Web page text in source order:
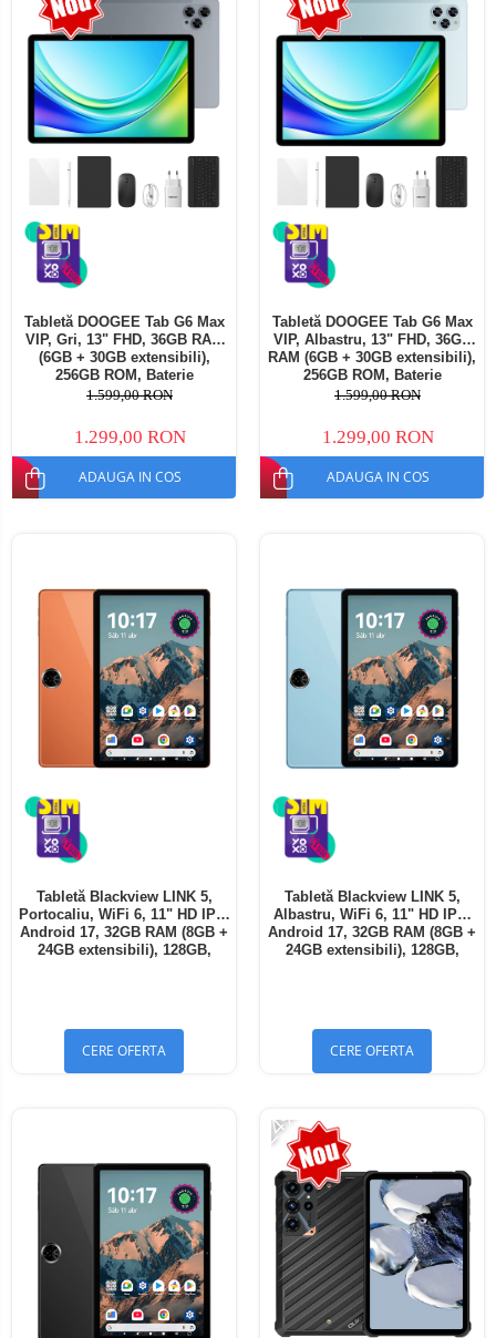
Telefoane mobile Ulefone
Telefoane mobile Unihertz
Telefoane mobile Cubot
Telefoane mobile Blackview
Telefoane mobile OSCAL
Telefoane mobile Fossibot
Telefoane mobile Lagenio
Telefoane mobile Samsung
Telefoane mobile iSEN
Telefoane mobile HUAWEI
Telefoane mobile iHunt
Telefoane mobile Xiaomi
Telefoane mobile Realme
Telefoane mobile ZTE Nubia
Tabletă DOOGEE Tab G6 Max
VIP, Gri, 13" FHD, 36GB RAM
(6GB + 30GB extensibili),
256GB ROM, Baterie
10800mAh, Android, Wi-Fi
1.599,00 RON
1.299,00 RON
ADAUGA IN COS
Tabletă DOOGEE Tab G6 Max
VIP, Albastru, 13" FHD, 36GB
RAM (6GB + 30GB extensibili),
256GB ROM, Baterie
10800mAh, Android, Wi-Fi
1.599,00 RON
1.299,00 RON
ADAUGA IN COS
Tabletă Blackview LINK 5,
Portocaliu, WiFi 6, 11" HD IPS,
Android 17, 32GB RAM (8GB +
24GB extensibili), 128GB,
CERE OFERTA
Tabletă Blackview LINK 5,
Albastru, WiFi 6, 11" HD IPS,
Android 17, 32GB RAM (8GB +
24GB extensibili), 128GB,
CERE OFERTA
-24%